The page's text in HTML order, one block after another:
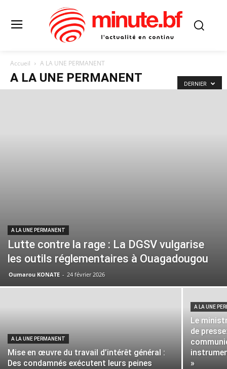
Accueil A LA UNE PERMANENT
A LA UNE PERMANENT DERNIER
A LA UNE PERMANENT
Lutte contre la rage : La DGSV vulgarise
les outils réglementaires à Ouagadougou
Oumarou KONATE - 24 février 2026
A LA UNE PERMANENT
Mise en œuvre du travail d’intérêt général :
Des condamnés exécutent leurs peines
A LA UNE
Le
de
»